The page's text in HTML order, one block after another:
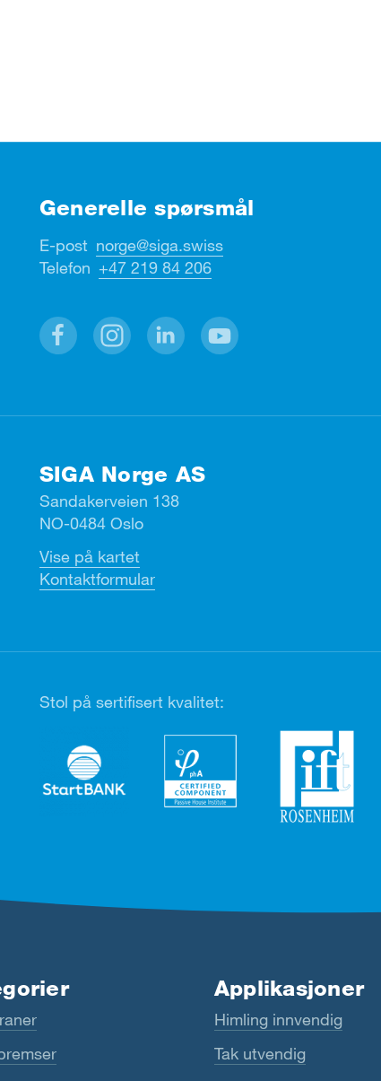
Generelle spørsmål
E-post norge@siga.swiss
Telefon +47 219 84 206
SIGA Norge AS
Sandakerveien 138
NO-0484 Oslo
Vise på kartet
Kontaktformular
Stol på sertifisert kvalitet:
Applikasjoner
Himling innvendig
Tak utvendig